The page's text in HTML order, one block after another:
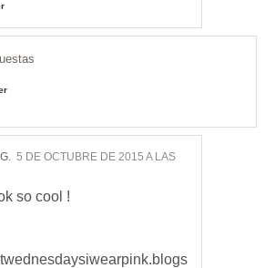
5 DE OCTUBRE DE 2015 A LAS
so cool !